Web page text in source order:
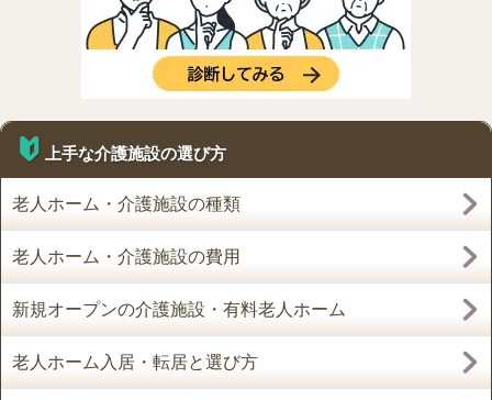
上手な介護施設の選び方
老人ホーム・介護施設の種類
老人ホーム・介護施設の費用
新規オープンの介護施設・有料老人ホーム
老人ホーム入居・転居と選び方